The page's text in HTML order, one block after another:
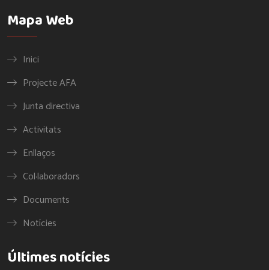
Mapa Web
Inici
Projecte AFA
Junta directiva
Activitats
Enllaços
Col·laboradors
Documents
Notícies
Últimes notícies